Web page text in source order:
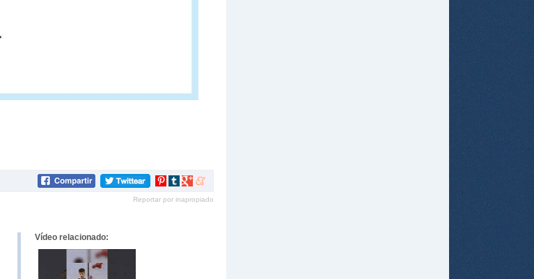
Compartir
Pinterest
Compartir
tumblr
Compartir
Google+
Compartir
meneame
Reportar por inapropiado
Vídeo relacionado: